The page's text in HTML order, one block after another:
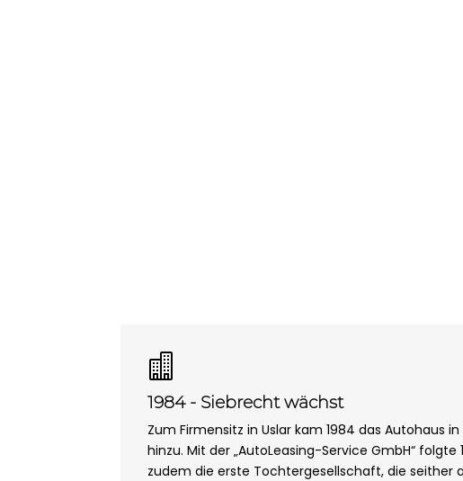

1984 - Siebrecht wächst
Zum Firmensitz in Uslar kam 1984 das Autohaus
hinzu. Mit der „AutoLeasing-Service GmbH“ folgte
zudem die erste Tochtergesellschaft, die seither